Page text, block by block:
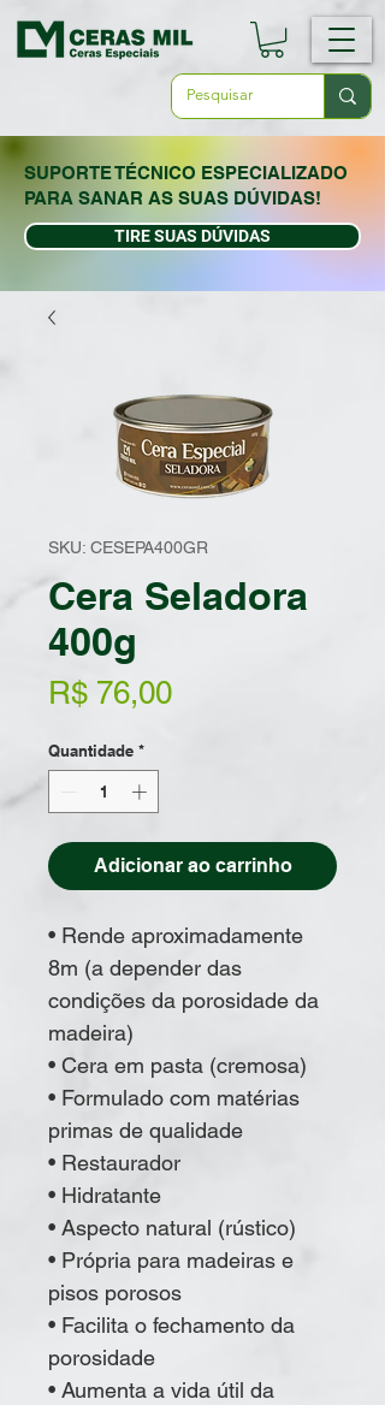
SUPORTE TÉCNICO ESPECIALIZADO
PARA SANAR AS SUAS DÚVIDAS!
TIRE SUAS DÚVIDAS
SKU: CESEPA400GR
Cera Seladora
400g
R$ 76,00Preço
Quantidade *
Adicionar ao carrinho
• Rende aproximadamente
8m (a depender das
condições da porosidade da
madeira)
• Cera em pasta (cremosa)
• Formulado com matérias
primas de qualidade
• Restaurador
• Hidratante
• Aspecto natural (rústico)
• Própria para madeiras e
pisos porosos
• Facilita o fechamento da
porosidade
• Aumenta a vida útil da